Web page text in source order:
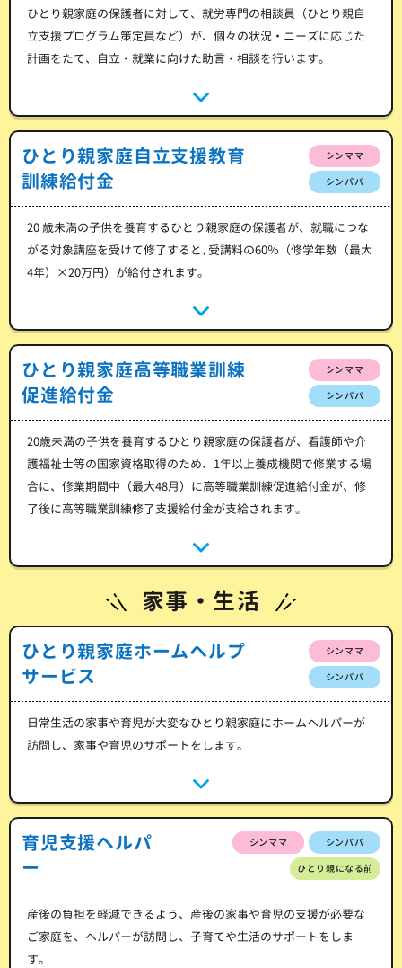
ひとり親家庭の保護者に対して、就労専門の相談員（ひとり親自
立支援プログラム策定員など）が、個々の状況・ニーズに応じた
計画をたて、自立・就業に向けた助言・相談を行います。
ひとり親家庭自立支援教育
訓練給付金
シンママ
シンパパ
20 歳未満の子供を養育するひとり親家庭の保護者が、就職につな
がる対象講座を受けて修了すると､受講料の60％（修学年数（最大
4年）×20万円）が給付されます。
ひとり親家庭高等職業訓練
促進給付金
シンママ
シンパパ
20歳未満の子供を養育するひとり親家庭の保護者が、看護師や介
護福祉士等の国家資格取得のため、1年以上養成機関で修業する場
合に、修業期間中（最大48月）に高等職業訓練促進給付金が、修
了後に高等職業訓練修了支援給付金が支給されます。
家事・生活
ひとり親家庭ホームヘルプ
サービス
シンママ
シンパパ
日常生活の家事や育児が大変なひとり親家庭にホームヘルパーが
訪問し、家事や育児のサポートをします。
育児支援ヘルパ
ー
シンママ シンパパ
ひとり親になる前
産後の負担を軽減できるよう、産後の家事や育児の支援が必要な
ご家庭を、ヘルパーが訪問し、子育てや生活のサポートをしま
す。